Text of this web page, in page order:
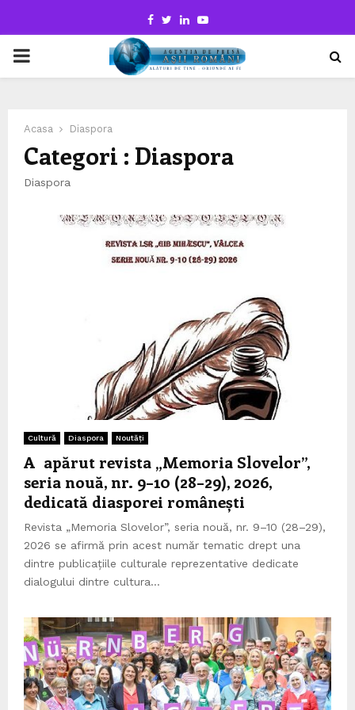
Facebook
TwitterLinkedinYoutube
PRIMARY
Acasa Diaspora
Categori : Diaspora
Diaspora
Cultură Diaspora Noutăți
A apărut revista „Memoria Slovelor”,
seria nouă, nr. 9–10 (28–29), 2026,
dedicată diasporei românești
Revista „Memoria Slovelor”, seria nouă, nr. 9–10 (28–29),
2026 se afirmă prin acest număr tematic drept una
dintre publicațiile culturale reprezentative dedicate
dialogului dintre cultura...